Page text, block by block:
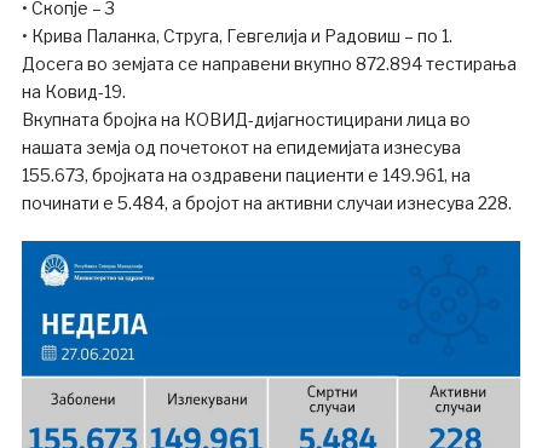
• Скопје – 3
• Крива Паланка, Струга, Гевгелија и Радовиш – по 1.
Досега во земјата се направени вкупно 872.894 тестирања
на Ковид-19.
Вкупната бројка на КОВИД-дијагностицирани лица во
нашата земја од почетокот на епидемијата изнесува
155.673, бројката на оздравени пациенти е 149.961, на
починати е 5.484, а бројот на активни случаи изнесува 228.